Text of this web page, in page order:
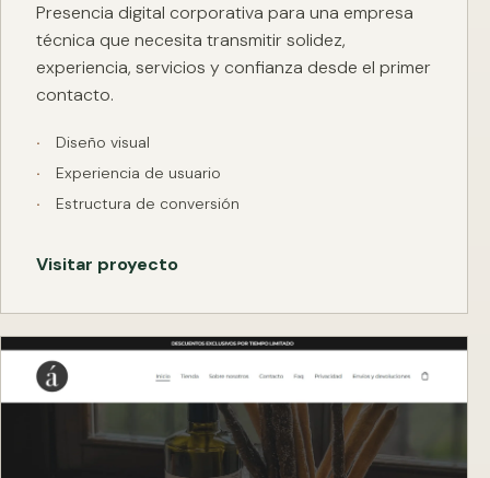
Presencia digital corporativa para una empresa
técnica que necesita transmitir solidez,
experiencia, servicios y confianza desde el primer
contacto.
Diseño visual
Experiencia de usuario
Estructura de conversión
Visitar proyecto